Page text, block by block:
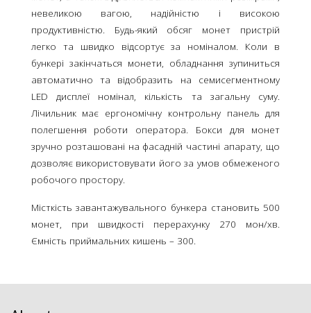
невеликою вагою, надійністю і високою
продуктивністю. Будь-який обсяг монет пристрій
легко та швидко відсортує за номіналом. Коли в
бункері закінчаться монети, обладнання зупиниться
автоматично та відобразить на семисегментному
LED дисплеї номінал, кількість та загальну суму.
Лічильник має ергономічну контрольну панель для
полегшення роботи оператора. Бокси для монет
зручно розташовані на фасадній частині апарату, що
дозволяє використовувати його за умов обмеженого
робочого простору.
Місткість завантажувального бункера становить 500
монет, при швидкості перерахунку 270 мон/хв.
Ємність приймальних кишень – 300.